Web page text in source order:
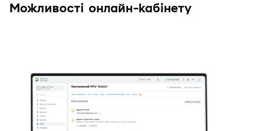
Можливості онлайн-кабінету